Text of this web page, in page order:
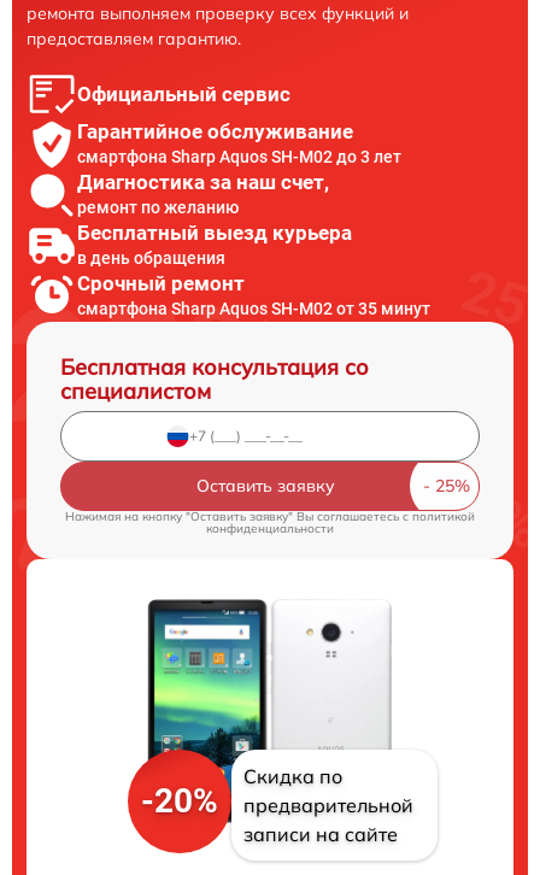
ремонта выполняем проверку всех функций и
предоставляем гарантию.
Официальный сервис
Гарантийное обслуживание
смартфона Sharp Aquos SH-M02 до 3 лет
Диагностика за наш счет,
ремонт по желанию
Бесплатный выезд курьера
в день обращения
Срочный ремонт
смартфона Sharp Aquos SH-M02 от 35 минут
Бесплатная консультация со
специалистом
Оставить заявку
Нажимая на кнопку "Оставить заявку" Вы соглашаетесь cполитикой
конфиденциальности
-20%
Скидка по
предварительной
записи на сайте